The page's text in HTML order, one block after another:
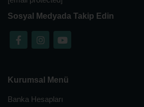
Sosyal Medyada Takip Edin
Kurumsal Menü
Banka Hesapları